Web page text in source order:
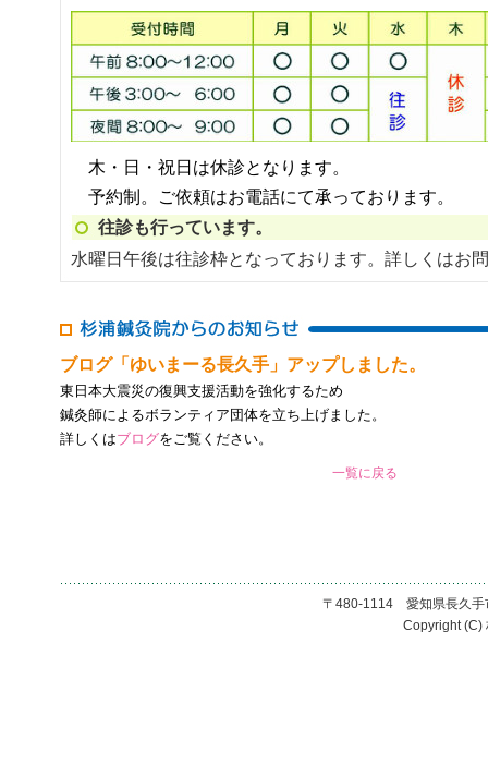
木・日・祝日は休診となります。
予約制。ご依頼はお電話にて承っております。
往診も行っています。
水曜日午後は往診枠となっております。詳しくはお
ブログ「ゆいまーる長久手」アップしました。
東日本大震災の復興支援活動を強化するため
鍼灸師によるボランティア団体を立ち上げました。
詳しくはブログをご覧ください。
一覧に戻る
〒480-1114 愛知県長久手
Copyright (C)